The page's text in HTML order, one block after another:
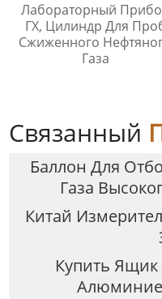
Лабораторный
ГХ, Цилиндр Для
Сжиженного
Газа
Связанный
Баллон Для
Газа
Китай
Купить